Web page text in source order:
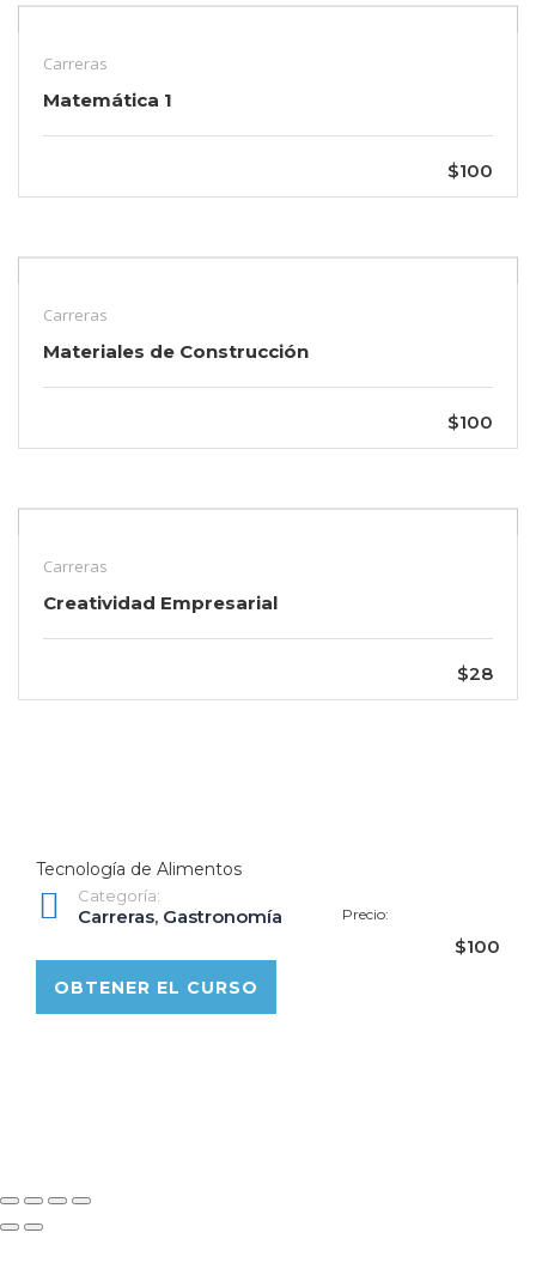
Carreras
Matemática 1
$100
Carreras
Materiales de Construcción
$100
Carreras
Creatividad Empresarial
$28
Tecnología de Alimentos
Categoría:
Carreras, Gastronomía Precio:
$100
OBTENER EL CURSO